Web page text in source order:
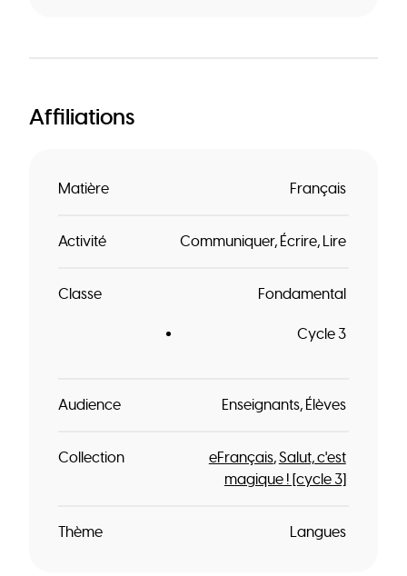
Affiliations
Matière Français
Activité Communiquer Écrire Lire
Classe Fondamental
Cycle 3
Audience Enseignants Élèves
Collection eFrançais Salut, c'est
magique ! [cycle 3]
Thème Langues